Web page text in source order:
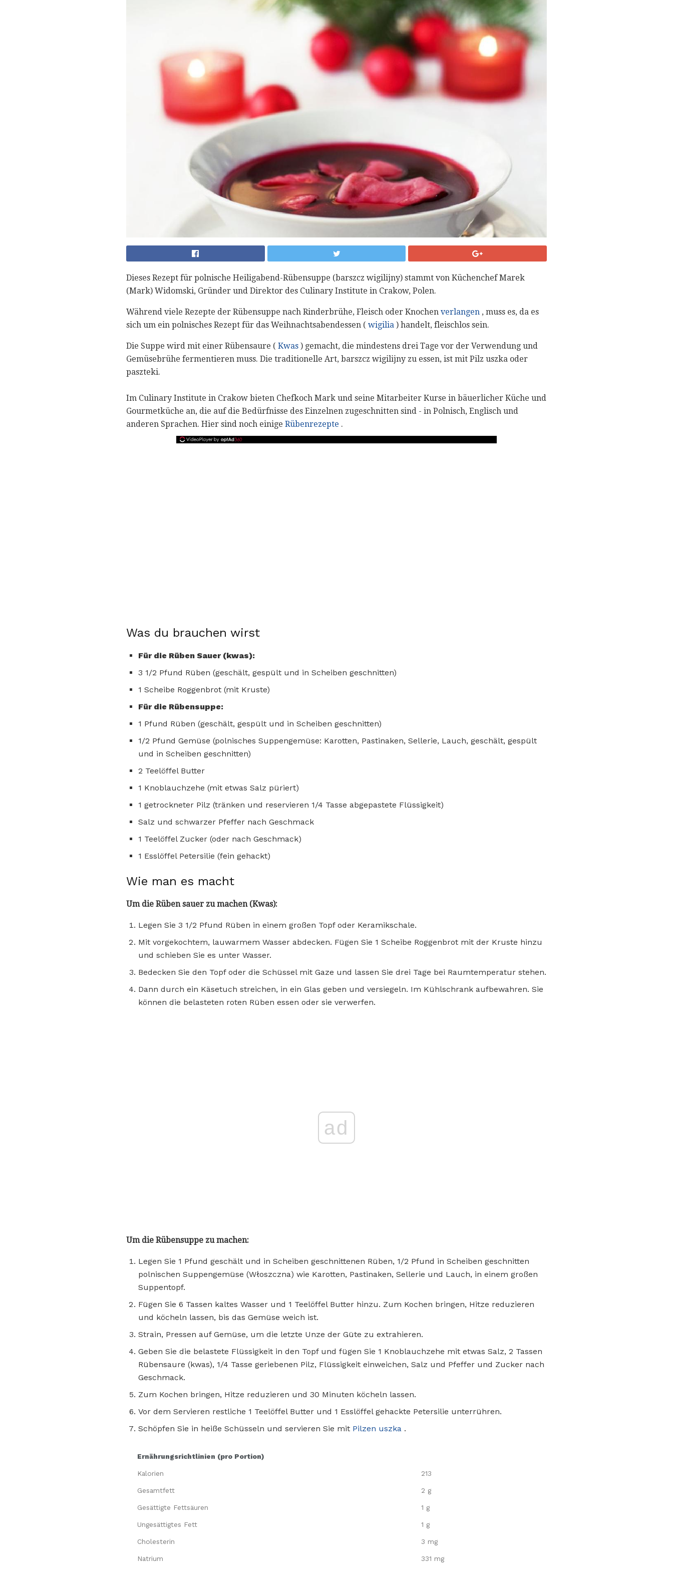
Dieses Rezept für polnische Heiligabend-Rübensuppe (barszcz wigilijny) stammt von Küchenchef Marek
(Mark) Widomski, Gründer und Direktor des Culinary Institute in Crakow, Polen.
Während viele Rezepte der Rübensuppe nach Rinderbrühe, Fleisch oder Knochen verlangen , muss es, da es
sich um ein polnisches Rezept für das Weihnachtsabendessen ( wigilia ) handelt, fleischlos sein.
Die Suppe wird mit einer Rübensaure ( Kwas ) gemacht, die mindestens drei Tage vor der Verwendung und
Gemüsebrühe fermentieren muss. Die traditionelle Art, barszcz wigilijny zu essen, ist mit Pilz uszka oder
paszteki.
Im Culinary Institute in Crakow bieten Chefkoch Mark und seine Mitarbeiter Kurse in bäuerlicher Küche und
Gourmetküche an, die auf die Bedürfnisse des Einzelnen zugeschnitten sind - in Polnisch, Englisch und
anderen Sprachen. Hier sind noch einige Rübenrezepte .
Was du brauchen wirst
Für die Rüben Sauer (kwas):
3 1/2 Pfund Rüben (geschält, gespült und in Scheiben geschnitten)
1 Scheibe Roggenbrot (mit Kruste)
Für die Rübensuppe:
1 Pfund Rüben (geschält, gespült und in Scheiben geschnitten)
1/2 Pfund Gemüse (polnisches Suppengemüse: Karotten, Pastinaken, Sellerie, Lauch, geschält, gespült
und in Scheiben geschnitten)
2 Teelöffel Butter
1 Knoblauchzehe (mit etwas Salz püriert)
1 getrockneter Pilz (tränken und reservieren 1/4 Tasse abgepastete Flüssigkeit)
Salz und schwarzer Pfeffer nach Geschmack
1 Teelöffel Zucker (oder nach Geschmack)
1 Esslöffel Petersilie (fein gehackt)
Wie man es macht
Um die Rüben sauer zu machen (Kwas):
Legen Sie 3 1/2 Pfund Rüben in einem großen Topf oder Keramikschale.
Mit vorgekochtem, lauwarmem Wasser abdecken. Fügen Sie 1 Scheibe Roggenbrot mit der Kruste hinzu
und schieben Sie es unter Wasser.
Bedecken Sie den Topf oder die Schüssel mit Gaze und lassen Sie drei Tage bei Raumtemperatur stehen.
Dann durch ein Käsetuch streichen, in ein Glas geben und versiegeln. Im Kühlschrank aufbewahren. Sie
können die belasteten roten Rüben essen oder sie verwerfen.
ad
Um die Rübensuppe zu machen:
Legen Sie 1 Pfund geschält und in Scheiben geschnittenen Rüben, 1/2 Pfund in Scheiben geschnitten
polnischen Suppengemüse (Włoszczna) wie Karotten, Pastinaken, Sellerie und Lauch, in einem großen
Suppentopf.
Fügen Sie 6 Tassen kaltes Wasser und 1 Teelöffel Butter hinzu. Zum Kochen bringen, Hitze reduzieren
und köcheln lassen, bis das Gemüse weich ist.
Strain, Pressen auf Gemüse, um die letzte Unze der Güte zu extrahieren.
Geben Sie die belastete Flüssigkeit in den Topf und fügen Sie 1 Knoblauchzehe mit etwas Salz, 2 Tassen
Rübensaure (kwas), 1/4 Tasse geriebenen Pilz, Flüssigkeit einweichen, Salz und Pfeffer und Zucker nach
Geschmack.
Zum Kochen bringen, Hitze reduzieren und 30 Minuten köcheln lassen.
Vor dem Servieren restliche 1 Teelöffel Butter und 1 Esslöffel gehackte Petersilie unterrühren.
Schöpfen Sie in heiße Schüsseln und servieren Sie mit Pilzen uszka .
Ernährungsrichtlinien (pro Portion)
Kalorien 213
Gesamtfett 2 g
Gesättigte Fettsäuren 1 g
Ungesättigtes Fett 1 g
Cholesterin 3 mg
Natrium 331 mg